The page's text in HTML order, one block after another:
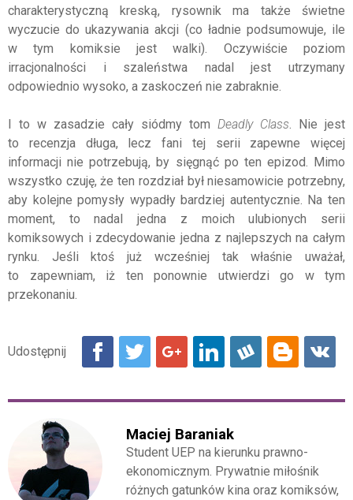
charakterystyczną kreską, rysownik ma także świetne
wyczucie do ukazywania akcji (co ładnie podsumowuje, ile
w tym komiksie jest walki). Oczywiście poziom
irracjonalności i szaleństwa nadal jest utrzymany
odpowiednio wysoko, a zaskoczeń nie zabraknie.
I to w zasadzie cały siódmy tom Deadly Class . Nie jest
to recenzja długa, lecz fani tej serii zapewne więcej
informacji nie potrzebują, by sięgnąć po ten epizod. Mimo
wszystko czuję, że ten rozdział był niesamowicie potrzebny,
aby kolejne pomysły wypadły bardziej autentycznie. Na ten
moment, to nadal jedna z moich ulubionych serii
komiksowych i zdecydowanie jedna z najlepszych na całym
rynku. Jeśli ktoś już wcześniej tak właśnie uważał,
to zapewniam, iż ten ponownie utwierdzi go w tym
przekonaniu.
Maciej Baraniak
Student UEP na kierunku prawno-
ekonomicznym. Prywatnie miłośnik
różnych gatunków kina oraz komiksów,